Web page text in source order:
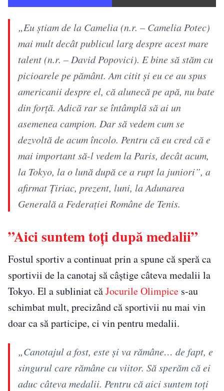
„Eu ştiam de la Camelia (n.r. – Camelia Potec)
mai mult decât publicul larg despre acest mare
talent (n.r. – David Popovici). E bine să stăm cu
picioarele pe pământ. Am citit şi eu ce au spus
americanii despre el, că alunecă pe apă, nu bate
din forţă. Adică rar se întâmplă să ai un
asemenea campion. Dar să vedem cum se
dezvoltă de acum încolo. Pentru că eu cred că e
mai important să-l vedem la Paris, decât acum,
la Tokyo, la o lună după ce a rupt la juniori”, a
afirmat Ţiriac, prezent, luni, la Adunarea
Generală a Federaţiei Române de Tenis.
”Aici suntem toți după medalii”
Fostul sportiv a continuat prin a spune că speră ca
sportivii de la canotaj să câştige câteva medalii la
Tokyo. El a subliniat căJocurile Olimpice s-au
schimbat mult, precizând că sportivii nu mai vin
doar ca să participe, ci vin pentru medalii.
„Canotajul a fost, este şi va rămâne… de fapt, e
singurul care rămâne cu viitor. Să sperăm că ei
aduc câteva medalii. Pentru că aici suntem toţi